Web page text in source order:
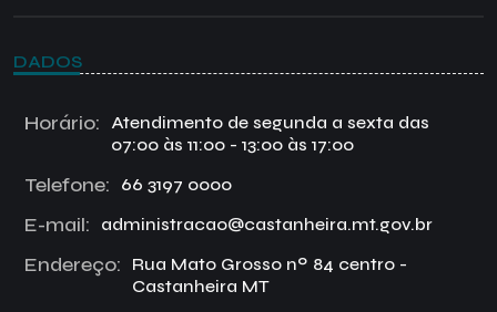
DADOS
Horário:
Atendimento de segunda a sexta das
07:00 às 11:00 - 13:00 às 17:00
Telefone: 66 3197 0000
E-mail: administracao@castanheira.mt.gov.br
Endereço:
Rua Mato Grosso nº 84 centro -
Castanheira MT